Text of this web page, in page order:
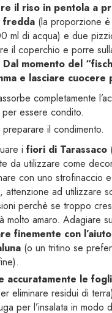
il riso in pentola a
fredda (la proporzione
ml di acqua) e due
il coperchio e porre
Dal momento del
e lasciare cuocere
completamente
essere condito.
preparare il condimento.
i fiori di Tarassaco
da utilizzare come
con uno strofinaccio
attenzione ad utilizzare
perchè se troppo
molto amaro. Adagiare
finemente con
(o un tritino se
accuratamente le
eliminare residui di
per l’insalata in modo